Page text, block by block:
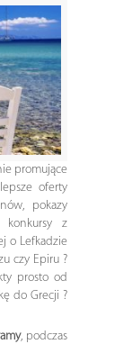
promujące
oferty
pokazy
konkursy z
o Lefkadzie
czy Epiru ?
prosto od
do Grecji ?
, podczas